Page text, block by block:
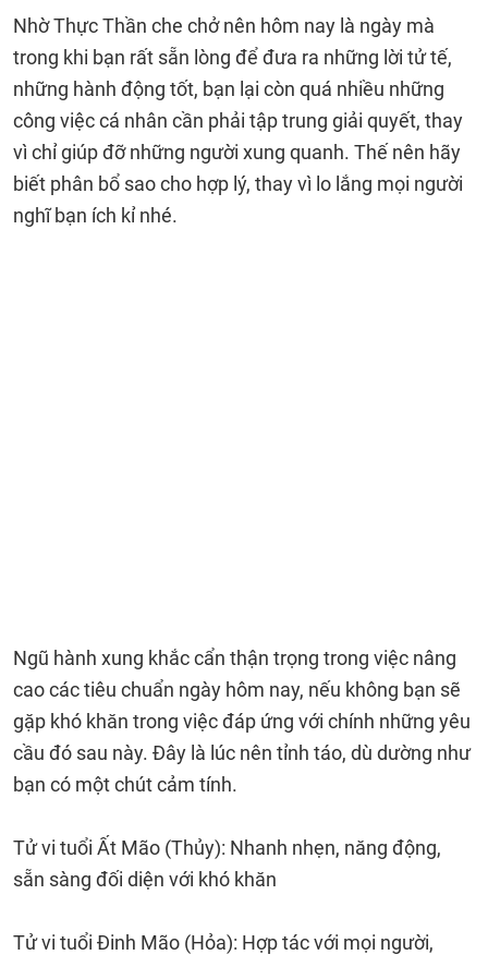
Nhờ Thực Thần che chở nên hôm nay là ngày mà
trong khi bạn rất sẵn lòng để đưa ra những lời tử tế,
những hành động tốt, bạn lại còn quá nhiều những
công việc cá nhân cần phải tập trung giải quyết, thay
vì chỉ giúp đỡ những người xung quanh. Thế nên hãy
biết phân bổ sao cho hợp lý, thay vì lo lắng mọi người
nghĩ bạn ích kỉ nhé.
Ngũ hành xung khắc cẩn thận trọng trong việc nâng
cao các tiêu chuẩn ngày hôm nay, nếu không bạn sẽ
gặp khó khăn trong việc đáp ứng với chính những yêu
cầu đó sau này. Đây là lúc nên tỉnh táo, dù dường như
bạn có một chút cảm tính.
Tử vi tuổi Ất Mão (Thủy): Nhanh nhẹn, năng động,
sẵn sàng đối diện với khó khăn
Tử vi tuổi Đinh Mão (Hỏa): Hợp tác với mọi người,